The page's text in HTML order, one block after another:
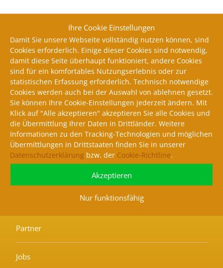
Ihre Cookie Einstellungen
Damit Sie unsere Webseite vollständig nutzen können, sind
Cookies erforderlich. Einige dieser Cookies sind notwendig,
damit diese Seite überhaupt funktioniert, andere Cookies
sind für ein komfortables Nutzungs­erlebnis oder zur
statistischen Erfassung erforderlich. Technisch notwendige
Cookies werden auch bei der Auswahl von ablehnen gesetzt.
Sie können Ihre Cookie-Einstellungen jederzeit ändern. Mit
Klick auf "Alle akzeptieren" akzeptieren Sie alle Cookies und
die Übermittlung Ihrer Daten in Drittländer. Weitere
Informationen zu den Tracking-Technologien und möglichen
Übermittlungen in Drittstaaten finden Sie in unserer
Datenschutzerklärung bzw. der Cookie-Richtline.
Akzeptieren
Nur funktionsfähig
Lust auf extra Spargel?
Bestellen Sie für sich, Ihre Liebste, die Familie oder
Freunde ein einmaliges Erlebnis mit Nieschützer
Spargel.
Wir beraten Sie gern!
Sie finden eine Auswahl der schönsten
Spargelgerichte in derSpargel-Karte.
Aufgrund der Nachfrage bitten wir Sie um eine
Reservierung per Telefon unter 03 52 65 / 561 80
oder bequem über unserFormular.
Bild von frimufilms
Partner
Jobs